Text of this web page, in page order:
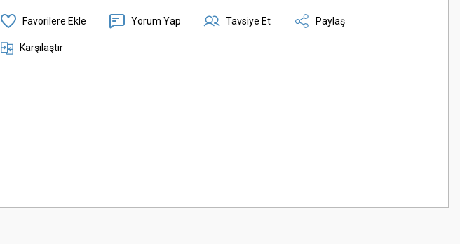
Yorum Yap Tavsiye Et Paylaş
Karşılaştır